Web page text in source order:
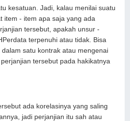
kesatuan. Jadi, kalau menilai suatu
item - item apa saja yang ada
tersebut, apakah unsur -
terpenuhi atau tidak. Bisa
satu kontrak atau mengenai
tersebut pada hakikatnya
ada korelasinya yang saling
jadi perjanjian itu sah atau